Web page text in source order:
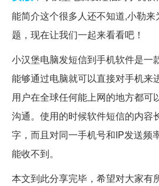
能简介这个很多人还不知道,小勒
题，现在让我们一起来看看吧！
小汉堡电脑发短信到手机软件是一
能够通过电脑就可以直接对手机来
用户在全球任何能上网的地方都可
沟通。使用的时候软件短信的内容
字，而且对同一手机号和IP发送频
能收不到。
本文到此分享完毕，希望对大家有